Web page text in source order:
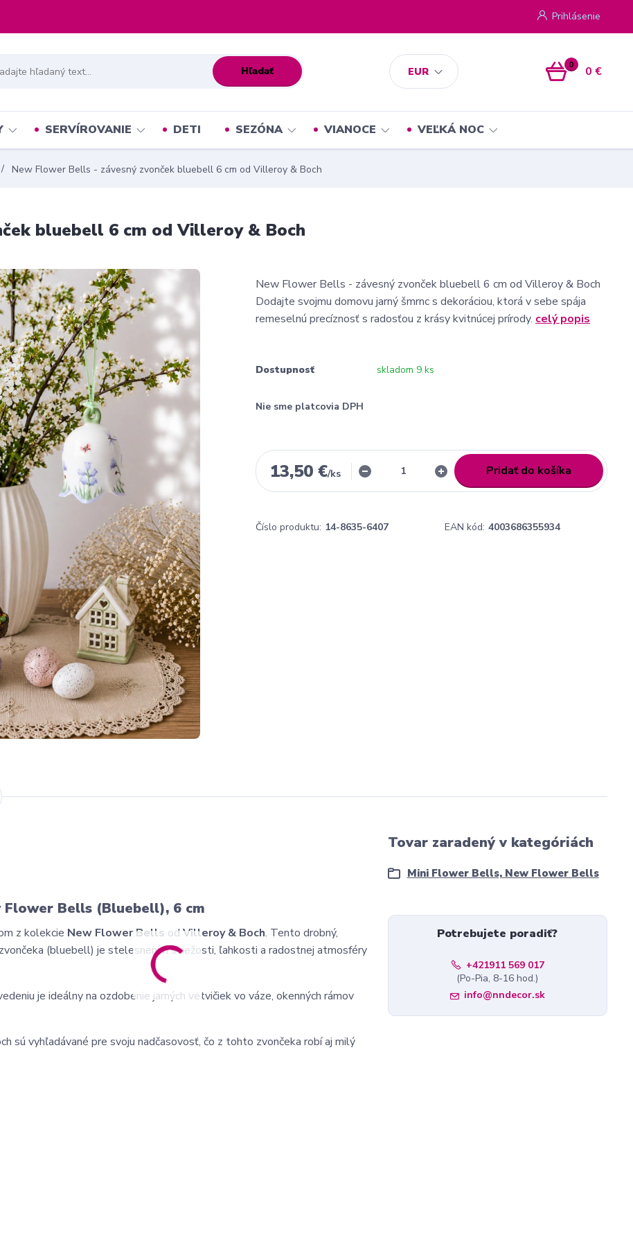
EUR
Prihlásenie
Hľadať 0 0 €
SERVÍROVANIE DETI SEZÓNA VIANOCE VEĽKÁ NOC
New Flower Bells - závesný zvonček bluebell 6 cm od Villeroy & Boch
bluebell 6 cm od Villeroy & Boch
New Flower Bells - závesný zvonček bluebell 6 cm od Villeroy & Boch
Dodajte svojmu domovu jarný šmrnc s dekoráciou, ktorá v sebe spája
remeselnú precíznosť s radosťou z krásy kvitnúcej prírody. celý popis
Dostupnosť skladom 9 ks
Nie sme platcovia DPH
13,50 €/ks Pridať do košíka
Číslo produktu: 14-8635-6407 EAN kód: 4003686355934
Flower Bells (Bluebell), 6 cm
z kolekcie New Flower Bells od Villeroy & Boch. Tento drobný,
(bluebell) je stelesnením sviežosti, ľahkosti a radostnej atmosféry
je ideálny na ozdobenie jarných vetvičiek vo váze, okenných rámov
sú vyhľadávané pre svoju nadčasovosť, čo z tohto zvončeka robí aj milý
Tovar zaradený v kategóriách
Mini Flower Bells, New Flower Bells
Potrebujete poradiť?
+421911 569 017
(Po-Pia, 8-16 hod.)
info@nndecor.sk